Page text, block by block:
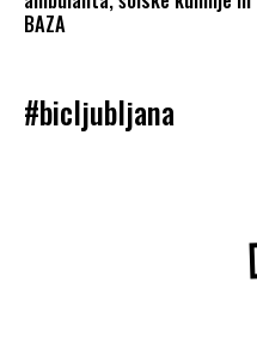
BAZA
#bicljubljana